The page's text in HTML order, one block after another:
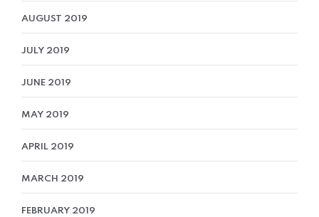
AUGUST 2019
JULY 2019
JUNE 2019
MAY 2019
APRIL 2019
MARCH 2019
FEBRUARY 2019